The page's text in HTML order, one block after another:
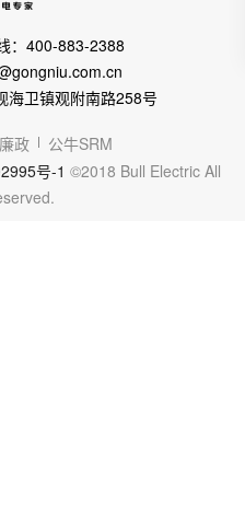
：400-883-2388
海卫镇观附南路258号
政
公牛SRM
号-1 ©2018 Bull Electric All